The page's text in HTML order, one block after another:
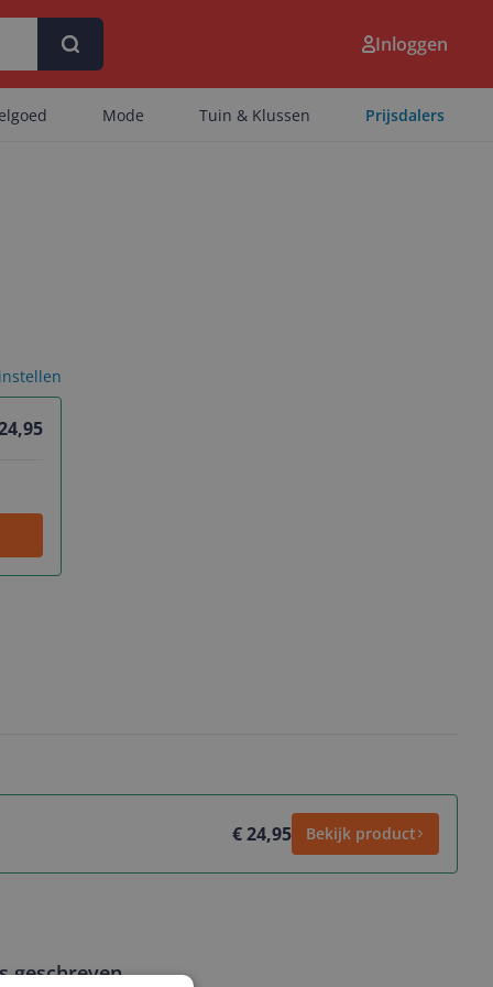
Inloggen
Mode Tuin & Klussen Prijsdalers
€ 24,95 Bekijk product
geschreven